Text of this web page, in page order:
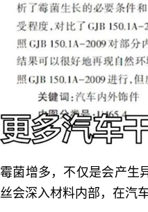
霉菌增多，不仅是会产生
丝会深入材料内部，在汽